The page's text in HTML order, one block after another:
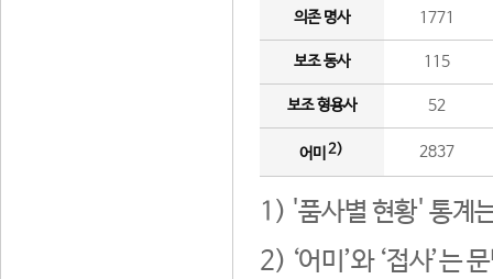
의존 명사 1771
보조 동사 115
보조 형용사 52
어미 2) 2837
1) '품사별 현황' 통계
2) ‘어미’와 ‘접사’는